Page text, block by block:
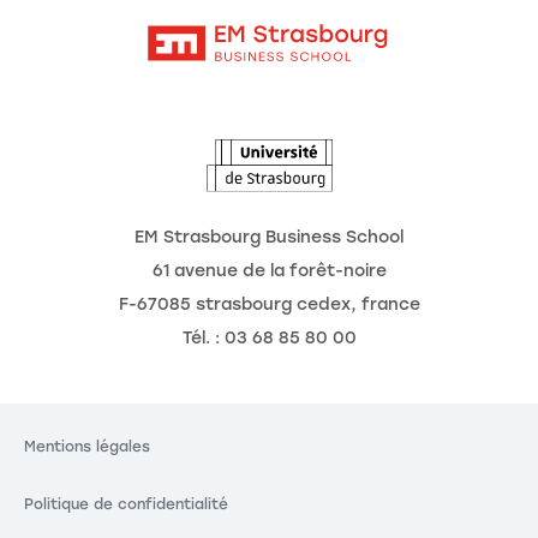
EM Strasbourg Business School
61 avenue de la forêt-noire
F-67085 strasbourg cedex, france
Tél. : 03 68 85 80 00
Mentions légales
Politique de confidentialité